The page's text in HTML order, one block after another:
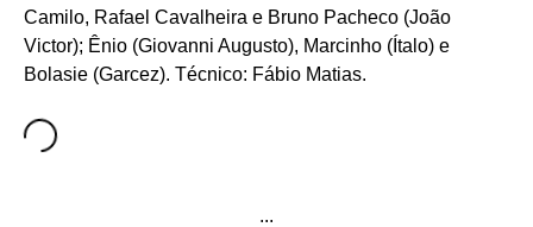
Camilo, Rafael Cavalheira e Bruno Pacheco (João
Victor); Ênio (Giovanni Augusto), Marcinho (Ítalo) e
Bolasie (Garcez). Técnico: Fábio Matias.
...